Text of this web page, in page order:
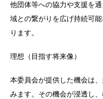
他団体等への協力や支援を
域との繋がりを広げ持続可
ります。
理想（目指す将来像）
本委員会が提供した機会は
みます。その機会が浸透し